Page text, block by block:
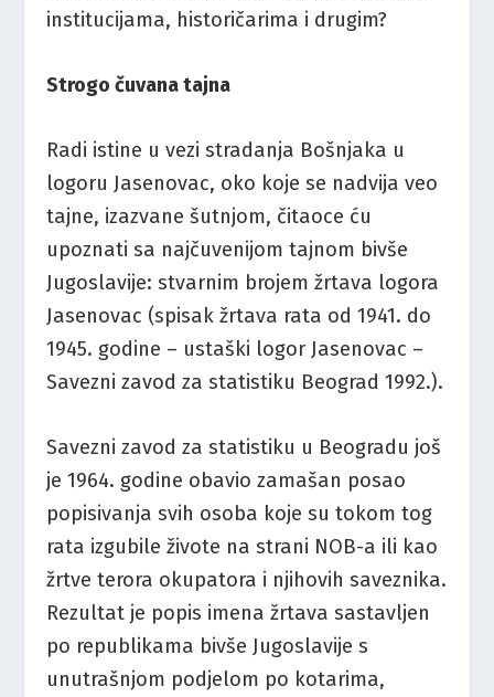
institucijama, historičarima i drugim?
Strogo čuvana tajna
Radi istine u vezi stradanja Bošnjaka u
logoru Jasenovac, oko koje se nadvija veo
tajne, izazvane šutnjom, čitaoce ću
upoznati sa najčuvenijom tajnom bivše
Jugoslavije: stvarnim brojem žrtava logora
Jasenovac (spisak žrtava rata od 1941. do
1945. godine – ustaški logor Jasenovac –
Savezni zavod za statistiku Beograd 1992.).
Savezni zavod za statistiku u Beogradu još
je 1964. godine obavio zamašan posao
popisivanja svih osoba koje su tokom tog
rata izgubile živote na strani NOB-a ili kao
žrtve terora okupatora i njihovih saveznika.
Rezultat je popis imena žrtava sastavljen
po republikama bivše Jugoslavije s
unutrašnjom podjelom po kotarima,